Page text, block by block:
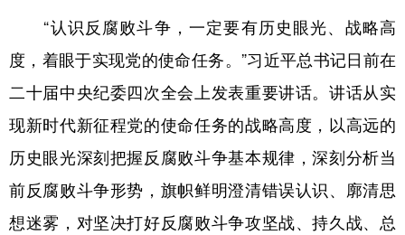
城市 旅游 能源 会展
上市公司
文化产业
地方频道
“认识反腐败斗争，一定要有历史眼光、战略高
度，着眼于实现党的使命任务。”习近平总书记日前在
二十届中央纪委四次全会上发表重要讲话。讲话从实
现新时代新征程党的使命任务的战略高度，以高远的
历史眼光深刻把握反腐败斗争基本规律，深刻分析当
前反腐败斗争形势，旗帜鲜明澄清错误认识、廓清思
想迷雾，对坚决打好反腐败斗争攻坚战、持久战、总